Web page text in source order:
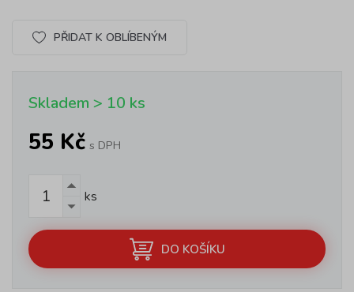
PŘIDAT K OBLÍBENÝM
Skladem > 10 ks
55 Kč s DPH
ks
DO KOŠÍKU